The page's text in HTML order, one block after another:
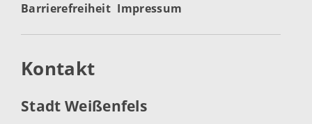
Barrierefreiheit Impressum
Kontakt
Stadt Weißenfels